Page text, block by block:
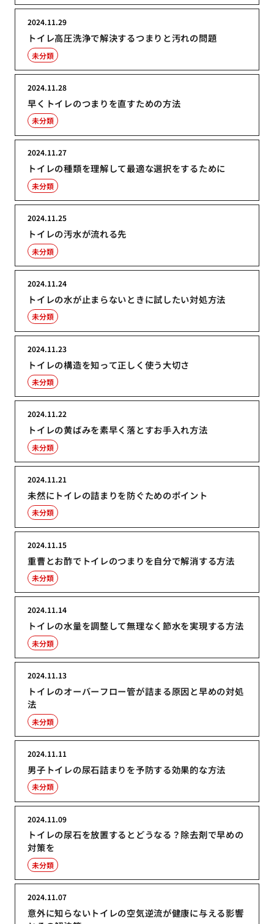
トイレ高圧洗浄で解決するつまりと汚れの問題
2024.11.29
未分類
早くトイレのつまりを直すための方法
2024.11.28
未分類
トイレの種類を理解して最適な選択をするために
2024.11.27
未分類
トイレの汚水が流れる先
2024.11.25
未分類
トイレの水が止まらないときに試したい対処方法
2024.11.24
未分類
トイレの構造を知って正しく使う大切さ
2024.11.23
未分類
トイレの黄ばみを素早く落とすお手入れ方法
2024.11.22
未分類
未然にトイレの詰まりを防ぐためのポイント
2024.11.21
未分類
重曹とお酢でトイレのつまりを自分で解消する方法
2024.11.15
未分類
トイレの水量を調整して無理なく節水を実現する方法
2024.11.14
未分類
トイレのオーバーフロー管が詰まる原因と早めの対処
法
2024.11.13
未分類
男子トイレの尿石詰まりを予防する効果的な方法
2024.11.11
未分類
トイレの尿石を放置するとどうなる？除去剤で早めの
対策を
2024.11.09
未分類
意外に知らないトイレの空気逆流が健康に与える影響
2024.11.07